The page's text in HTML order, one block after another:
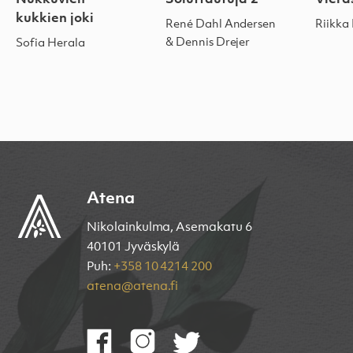
kukkien joki
Sofia Herala
René Dahl Andersen
& Dennis Drejer
Riikka
Atena
Nikolainkulma, Asemakatu 6
40101 Jyväskylä
Puh: +358 10 4214 200
atena@atena.fi